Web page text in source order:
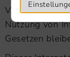
Nutzung von
Gesetzen